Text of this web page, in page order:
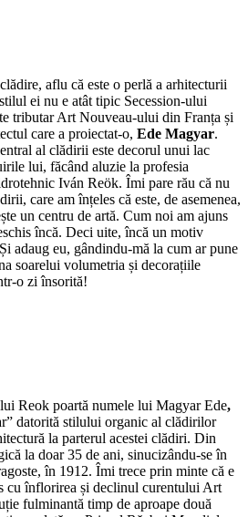
aflu că este o perlă a arhitecturii
ei nu e atât tipic Secession-ului
tributar Art Nouveau-ului din Franța și
care a proiectat-o, Ede Magyar.
al clădirii este decorul unui lac
lui, făcând aluzie la profesia
Iván Reök. Îmi pare rău că nu
care am înțeles că este, de asemenea,
un centru de artă. Cum noi am ajuns
încă. Deci uite, încă un motiv
adaug eu, gândindu-mă la cum ar pune
soarelui volumetria și decorațiile
o zi însorită!
Reok poartă numele lui Magyar Ede,
datorită stilului organic al clădirilor
la parterul acestei clădiri. Din
la doar 35 de ani, sinucizându-se în
în 1912. Îmi trece prin minte că e
cu înflorirea și declinul curentului Art
fulminantă timp de aproape două